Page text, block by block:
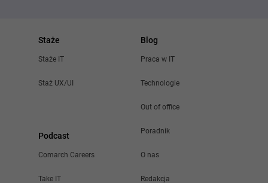
do
Staże
Staże IT
Staż UX/UI
Podcast
Comarch Careers
Take IT
Blog
Praca w IT
Technologie
Out of office
Poradnik
O nas
Redakcja